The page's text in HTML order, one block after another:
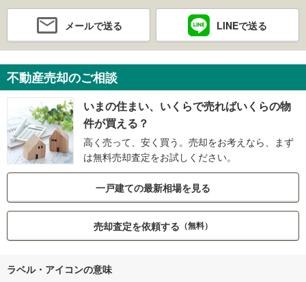
メールで送る LINEで送る
不動産売却のご相談
いまの住まい、いくらで売ればいくらの物
件が買える？
高く売って、安く買う。売却をお考えなら、まず
は無料売却査定をお試しください。
一戸建ての最新相場を見る
売却査定を依頼する （無料）
ラベル・アイコンの意味